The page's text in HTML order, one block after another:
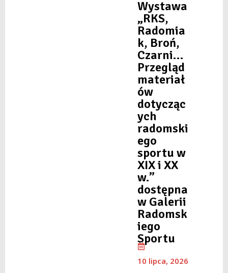
Wystawa
„RKS,
Radomia
k, Broń,
Czarni…
Przegląd
materiał
ów
dotycząc
ych
radomski
ego
sportu w
XIX i XX
w.”
dostępna
w Galerii
Radomsk
iego
Sportu
10 lipca, 2026